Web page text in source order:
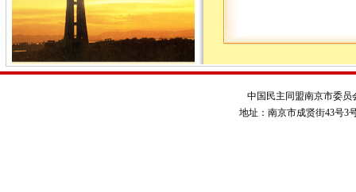
中国民主同盟南京市委员
地址：南京市成贤街43号3